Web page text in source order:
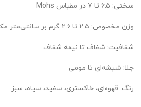
سختی: 6.5 تا 7 در مقیاس Mohs
وزن مخصوص: 2.5 تا 2.6 گرم بر سانتی‌متر مکعب
شفافیت: شفاف تا نیمه شفاف
جلا: شیشه‌ای تا مومی
رنگ: قهوه‌ای، خاکستری، سفید، سیاه، سبز